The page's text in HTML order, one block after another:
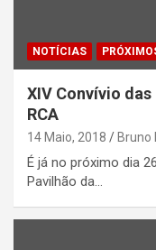
NOTÍCIAS
XIV Convívio
RCA
14 Maio, 2018 Bruno
É já no próximo dia
Pavilhão da…